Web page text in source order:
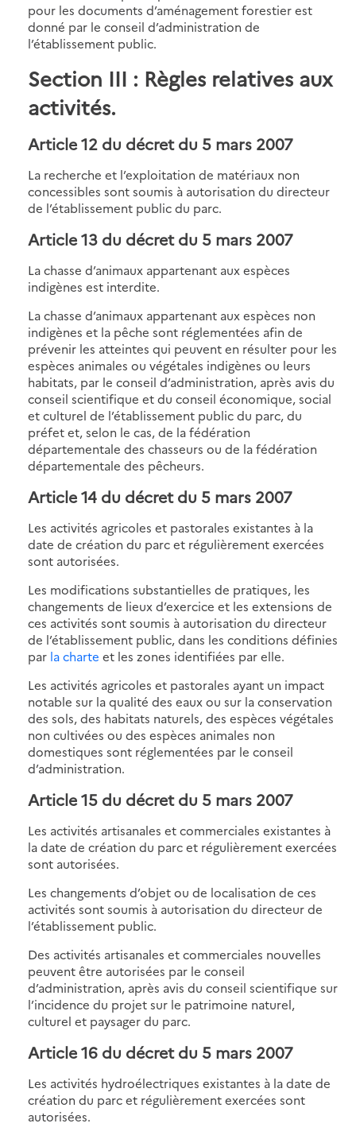
pour les documents d’aménagement forestier est
donné par le conseil d’administration de
l’établissement public.
Section III : Règles relatives aux
activités.
Article 12 du décret du 5 mars 2007
La recherche et l’exploitation de matériaux non
concessibles sont soumis à autorisation du directeur
de l’établissement public du parc.
Article 13 du décret du 5 mars 2007
La chasse d’animaux appartenant aux espèces
indigènes est interdite.
La chasse d’animaux appartenant aux espèces non
indigènes et la pêche sont réglementées afin de
prévenir les atteintes qui peuvent en résulter pour les
espèces animales ou végétales indigènes ou leurs
habitats, par le conseil d’administration, après avis du
conseil scientifique et du conseil économique, social
et culturel de l’établissement public du parc, du
préfet et, selon le cas, de la fédération
départementale des chasseurs ou de la fédération
départementale des pêcheurs.
Article 14 du décret du 5 mars 2007
Les activités agricoles et pastorales existantes à la
date de création du parc et régulièrement exercées
sont autorisées.
Les modifications substantielles de pratiques, les
changements de lieux d’exercice et les extensions de
ces activités sont soumis à autorisation du directeur
de l’établissement public, dans les conditions définies
par la charte et les zones identifiées par elle.
Les activités agricoles et pastorales ayant un impact
notable sur la qualité des eaux ou sur la conservation
des sols, des habitats naturels, des espèces végétales
non cultivées ou des espèces animales non
domestiques sont réglementées par le conseil
d’administration.
Article 15 du décret du 5 mars 2007
Les activités artisanales et commerciales existantes à
la date de création du parc et régulièrement exercées
sont autorisées.
Les changements d’objet ou de localisation de ces
activités sont soumis à autorisation du directeur de
l’établissement public.
Des activités artisanales et commerciales nouvelles
peuvent être autorisées par le conseil
d’administration, après avis du conseil scientifique sur
l’incidence du projet sur le patrimoine naturel,
culturel et paysager du parc.
Article 16 du décret du 5 mars 2007
Les activités hydroélectriques existantes à la date de
création du parc et régulièrement exercées sont
autorisées.